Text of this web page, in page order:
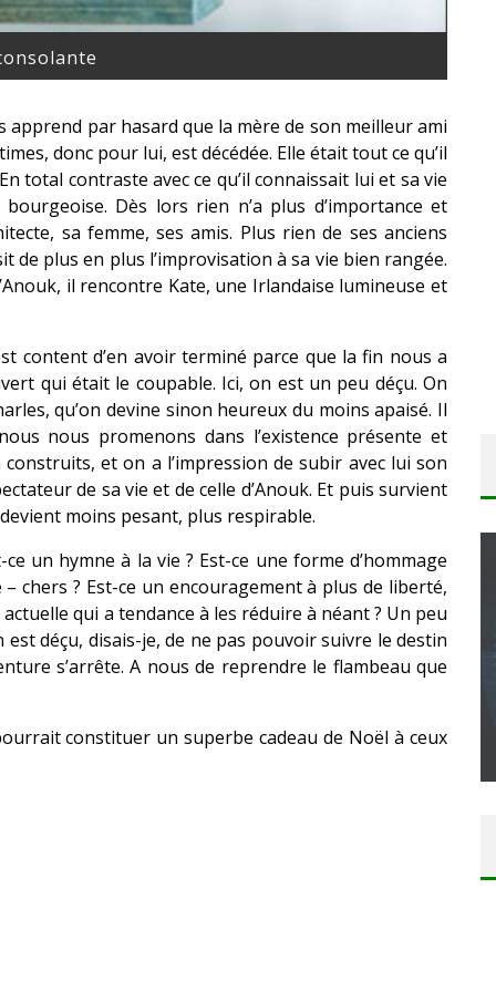
apprend par hasard que la mère de son meilleur ami
donc pour lui, est décédée. Elle était tout ce qu’il
total contraste avec ce qu’il connaissait lui et sa vie
Dès lors rien n’a plus d’importance et
sa femme, ses amis. Plus rien de ses anciens
de plus en plus l’improvisation à sa vie bien rangée.
il rencontre Kate, une Irlandaise lumineuse et
content d’en avoir terminé parce que la fin nous a
qui était le coupable. Ici, on est un peu déçu. On
qu’on devine sinon heureux du moins apaisé. Il
nous promenons dans l’existence présente et
et on a l’impression de subir avec lui son
de sa vie et de celle d’Anouk. Et puis survient
moins pesant, plus respirable.
un hymne à la vie ? Est-ce une forme d’hommage
chers ? Est-ce un encouragement à plus de liberté,
qui a tendance à les réduire à néant ? Un peu
déçu, disais-je, de ne pas pouvoir suivre le destin
s’arrête. A nous de reprendre le flambeau que
constituer un superbe cadeau de Noël à ceux
CONCOURS : CALENDRIER DE L’AVENT – UNE
COPIE DU JEU « GRID, ULTIMATE EDITION »